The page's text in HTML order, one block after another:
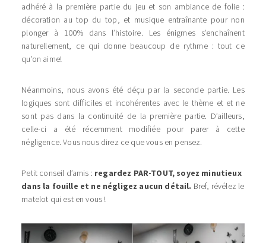
adhéré à la première partie du jeu et son ambiance de folie :
décoration au top du top, et musique entraînante pour non
plonger à 100% dans l’histoire. Les énigmes s’enchaînent
naturellement, ce qui donne beaucoup de rythme : tout ce
qu’on aime!
Néanmoins, nous avons été déçu par la seconde partie. Les
logiques sont difficiles et incohérentes avec le thème et et ne
sont pas dans la continuité de la première partie. D’ailleurs,
celle-ci a été récemment modifiée pour parer à cette
négligence. Vous nous direz ce que vous en pensez.
Petit conseil d’amis : regardez PAR-TOUT, soyez minutieux
dans la fouille et ne négligez aucun détail. Bref, révélez le
matelot qui est en vous !